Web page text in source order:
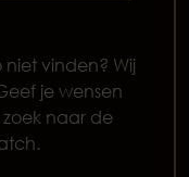
vinden? Wij
je wensen
naar de